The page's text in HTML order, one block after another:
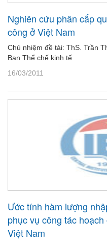
Nghiên cứu phân cấp
công ở Việt Nam
Chủ nhiệm đề tài: ThS. Trần
Ban Thể chế kinh tế
16/03/2011
Ước tính hàm lượng
phục vụ công tác
Việt Nam